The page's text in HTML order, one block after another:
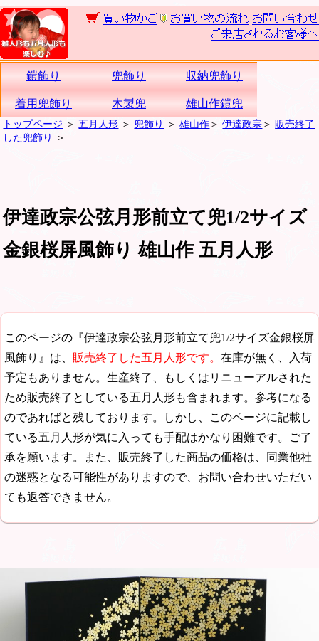
鎧飾り 兜飾り 収納兜飾り
着用兜飾り 木製兜 雄山作鎧兜
トップページ ＞五月人形 ＞ 兜飾り ＞雄山作＞伊達政宗＞ 販売終了
した兜飾り
＞
伊達政宗公弦月形前立て兜1/2サイズ
金銀桜屏風飾り 雄山作 五月人形
このページの『伊達政宗公弦月形前立て兜1/2サイズ金銀桜屏
風飾り』は、 販売終了した五月人形です。 在庫が無く、入荷
予定もありません。生産終了、もしくはリニューアルされた
ため販売終了としている五月人形も含まれます。参考になる
のであればと残しております。しかし、このページに記載し
ている五月人形が気に入っても手配はかなり困難です。ご了
承を願います。また、販売終了した商品の価格は、同業他社
の迷惑となる可能性がありますので、お問い合わせいただい
ても返答できません。